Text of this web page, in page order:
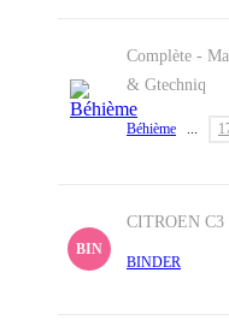
Complète -
& Gtechniq
Béhième ...
BIN
CITROEN C3
BINDER